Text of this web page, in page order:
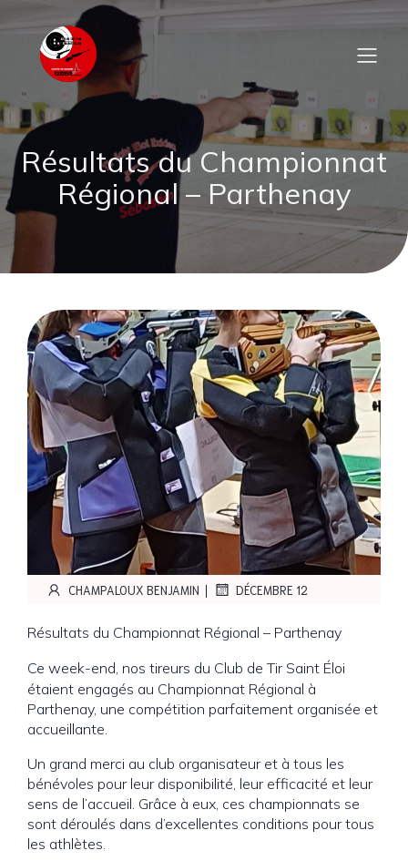
Résultats du Championnat
Régional – Parthenay
CHAMPALOUX BENJAMIN | DÉCEMBRE 12
Résultats du Championnat Régional – Parthenay
Ce week-end, nos tireurs du Club de Tir Saint Éloi
étaient engagés au Championnat Régional à
Parthenay, une compétition parfaitement organisée et
accueillante.
Un grand merci au club organisateur et à tous les
bénévoles pour leur disponibilité, leur efficacité et leur
sens de l’accueil. Grâce à eux, ces championnats se
sont déroulés dans d’excellentes conditions pour tous
les athlètes.